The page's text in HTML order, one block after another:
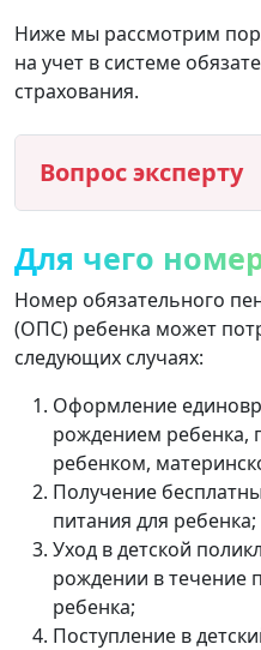
Ниже мы рассмотрим
на учет в системе
страхования.
Вопрос эксперту
Для чего
Номер обязательного
(ОПС) ребенка может
следующих случаях:
Оформление
рождением ребенка,
ребенком,
Получение
питания для ребенка;
Уход в детской
рождении в течение
ребенка;
Поступление в